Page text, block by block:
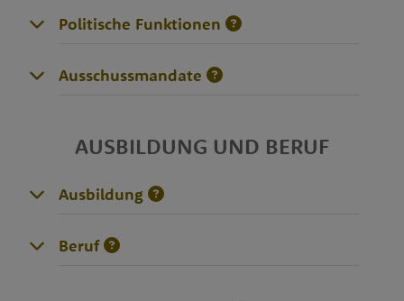
Politische Funktionen
Ausschussmandate
AUSBILDUNG UND BERUF
Ausbildung
Beruf